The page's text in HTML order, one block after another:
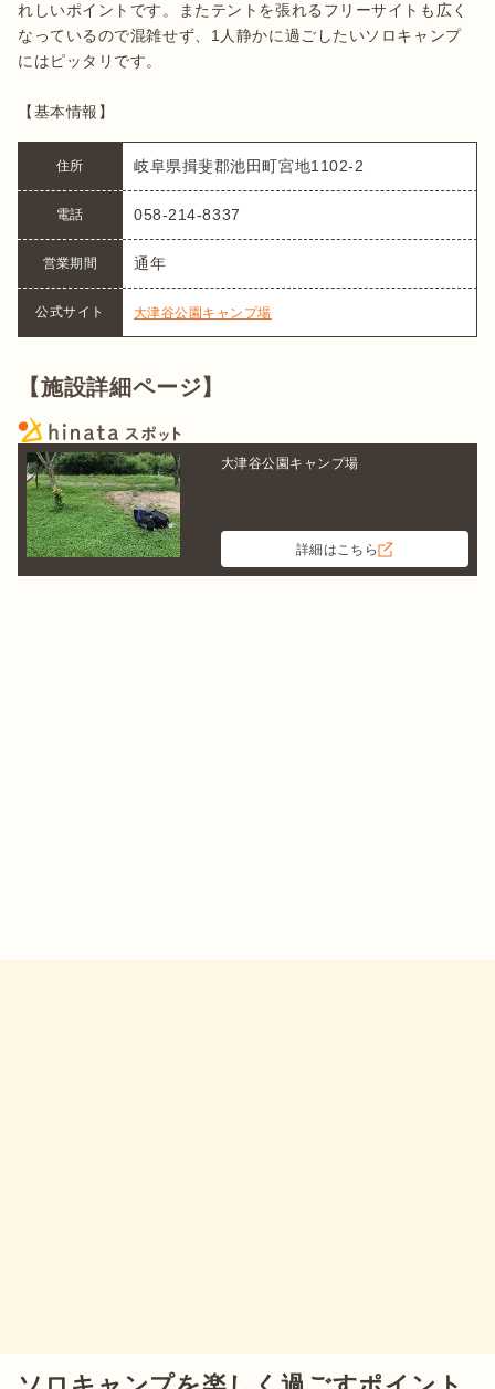
れしいポイントです。またテントを張れるフリーサイトも広く
なっているので混雑せず、1人静かに過ごしたいソロキャンプ
にはピッタリです。
【基本情報】
住所 岐阜県揖斐郡池田町宮地1102‐2
電話 058-214-8337
営業期間 通年
公式サイト 大津谷公園キャンプ場
【施設詳細ページ】
大津谷公園キャンプ場
詳細はこちら